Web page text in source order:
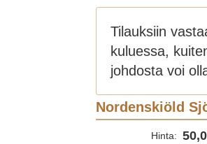
Tilauksiin
kuluessa,
johdosta voi
Nordenskiöld
Hinta: